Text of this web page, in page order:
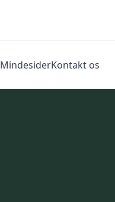
MindesiderKontakt os